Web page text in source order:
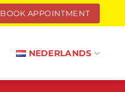
BOOK APPOINTMENT
NEDERLANDS